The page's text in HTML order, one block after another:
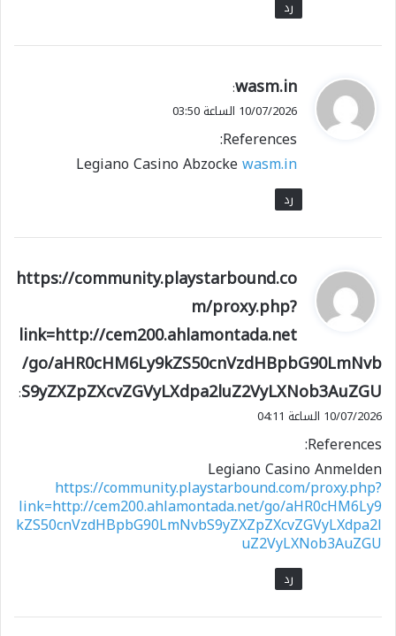
رد
ي
ق
ل
wasm.in
:
10/07/2026 الساعة 03:50
References:
Legiano Casino Abzockewasm.in
رد
ي
ق
و
ل
https://community.playstarbound.co
m/proxy.php?
link=http://cem200.ahlamontada.net
/go/aHR0cHM6Ly9kZS50cnVzdHBpbG90LmNvb
S9yZXZpZXcvZGVyLXdpa2luZ2VyLXNob3AuZGU
:
10/07/2026 الساعة 04:11
References:
Legiano Casino Anmelden
https://community.playstarbound.com/proxy.php?
link=http://cem200.ahlamontada.net/go/aHR0cHM6Ly9
kZS50cnVzdHBpbG90LmNvbS9yZXZpZXcvZGVyLXdpa2l
uZ2VyLXNob3AuZGU
رد